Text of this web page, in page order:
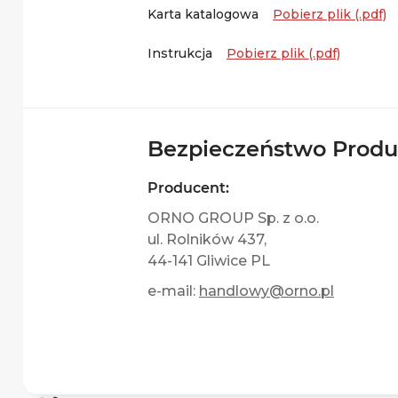
Karta katalogowa Pobierz plik (.pdf)
Instrukcja Pobierz plik (.pdf)
Bezpieczeństwo
Producent:
ORNO GROUP Sp. z o.o.
ul. Rolników 437,
44-141 Gliwice PL
e-mail: handlowy@orno.pl